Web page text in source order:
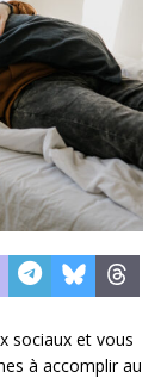
sociaux et vous
à accomplir au